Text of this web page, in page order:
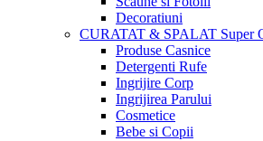
Decoratiuni
CURATAT & SPALAT Super
Produse Casnice
Detergenti Rufe
Ingrijire Corp
Ingrijirea Parului
Cosmetice
Bebe si Copii